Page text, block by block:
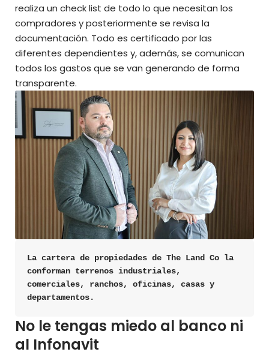
realiza un check list de todo lo que necesitan los
compradores y posteriormente se revisa la
documentación. Todo es certificado por las
diferentes dependientes y, además, se comunican
todos los gastos que se van generando de forma
transparente.
La cartera de propiedades de The Land Co la
conforman terrenos industriales,
comerciales, ranchos, oficinas, casas y
departamentos.
No le tengas miedo al banco ni
al Infonavit